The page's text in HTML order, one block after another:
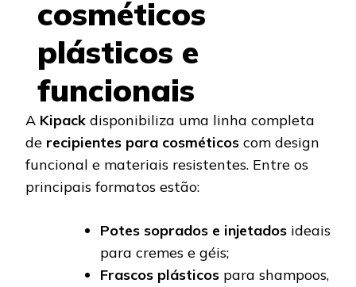
cosméticos
plásticos e
funcionais
A Kipack disponibiliza uma linha completa
de recipientes para cosméticos com design
funcional e materiais resistentes. Entre os
principais formatos estão:
Potes soprados e injetados ideais
para cremes e géis;
Frascos plásticos para shampoos,